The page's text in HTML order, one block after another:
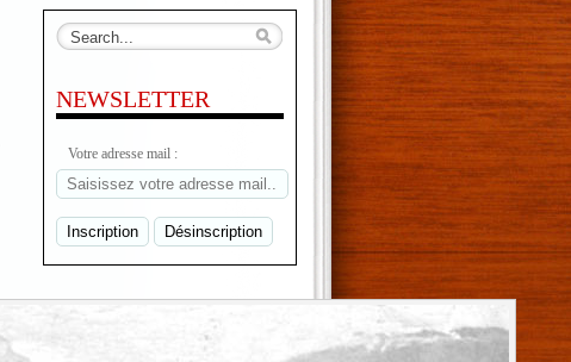
NEWSLETTER
Votre adresse mail :